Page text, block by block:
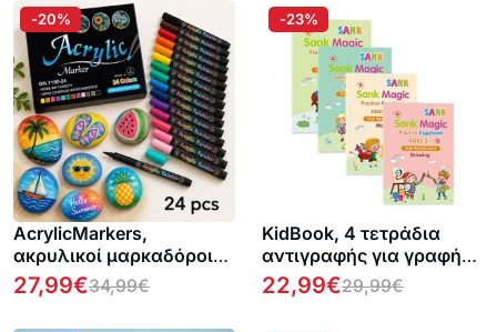
AcrylicMarkers,
ακρυλικοί μαρκαδόροι
(24 τμχ)
27,99€34,99€
-20%
KidBook, 4 τετράδια
αντιγραφής για γραφή
και ζωγραφική με το
Μαγικό στυλό, τα οποία
22,99€29,99€
-23%